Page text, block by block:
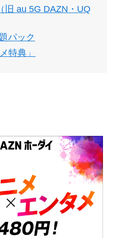
旧 au 5G DAZN・UQ
パック
特典」